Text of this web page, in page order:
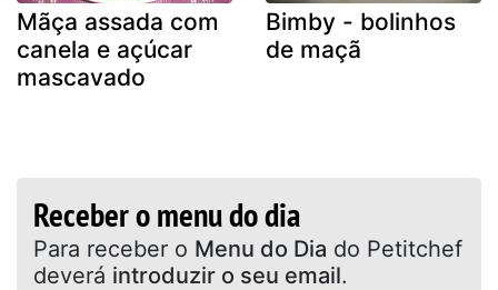
Mãça assada com
canela e açúcar
mascavado
Bimby - bolinhos
de maçã
Receber o menu do dia
Para receber o Menu do Dia do Petitchef
deverá introduzir o seu email.